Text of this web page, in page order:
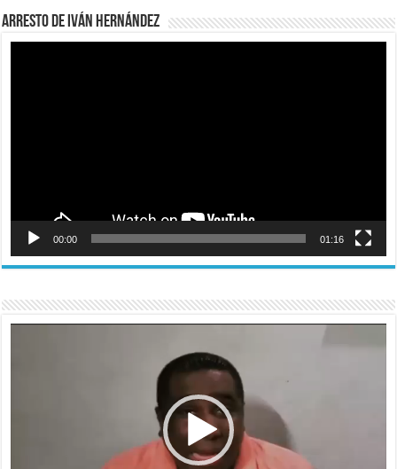
Arresto de Iván Hernández
00:00 01:16
Reproductor